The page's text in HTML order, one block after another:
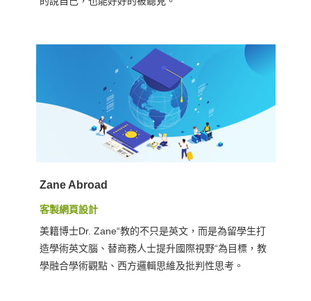
Zane Abroad
客製網頁設計
美籍博士Dr. Zane“教的不只是英文，而是為留學生打
造學術英文腦、替商務人士提升國際視野“為目標，教
學融合學術觀點、西方邏輯思維及批判性思考。